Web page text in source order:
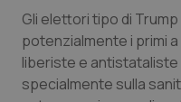
Tumori
Ulcera &
Gli elettori tipo di Trump
potenzialmente i primi
liberiste e
specialmente sulla